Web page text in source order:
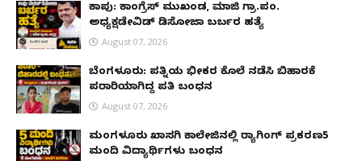
ಕಾಪು: ಕಾಂಗ್ರೆಸ್ ಮುಖಂಡ, ಮಾಜಿ ಗ್ರಾ.ಪಂ.
ಅಧ್ಯಕ್ಷಡೇವಿಡ್ ಡಿಸೋಜಾ ಬರ್ಬರ ಹತ್ಯೆ
August 07, 2026
ಬೆಂಗಳೂರು: ಪತ್ನಿಯ ಭೀಕರ ಕೊಲೆ ನಡೆಸಿ ಬಿಹಾರಕ್ಕೆ
ಪರಾರಿಯಾಗಿದ್ದ ಪತಿ ಬಂಧನ
August 07, 2026
ಮಂಗಳೂರು ಖಾಸಗಿ ಕಾಲೇಜಿನಲ್ಲಿ ರ‌್ಯಾಗಿಂಗ್ ಪ್ರಕರಣ5
ಮಂದಿ ವಿದ್ಯಾರ್ಥಿಗಳು ಬಂಧನ